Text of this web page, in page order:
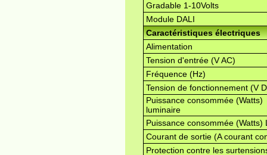
Gradable 1-10Volts
Module DALI
Caractéristiques électriques
Alimentation
Tension d'entrée (V AC)
Fréquence (Hz)
Tension de fonctionnement (V
Puissance consommée (Watts)
luminaire
Puissance consommée (Watts)
Courant de sortie (A courant
Protection contre les